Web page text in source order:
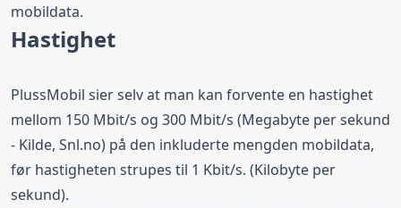
mobildata.
Hastighet
PlussMobil sier selv at man kan forvente en hastighet
mellom 150 Mbit/s og 300 Mbit/s (Megabyte per sekund
- Kilde, Snl.no) på den inkluderte mengden mobildata,
før hastigheten strupes til 1 Kbit/s. (Kilobyte per
sekund).